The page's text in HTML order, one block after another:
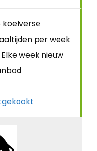
koelverse
per week
week nieuw